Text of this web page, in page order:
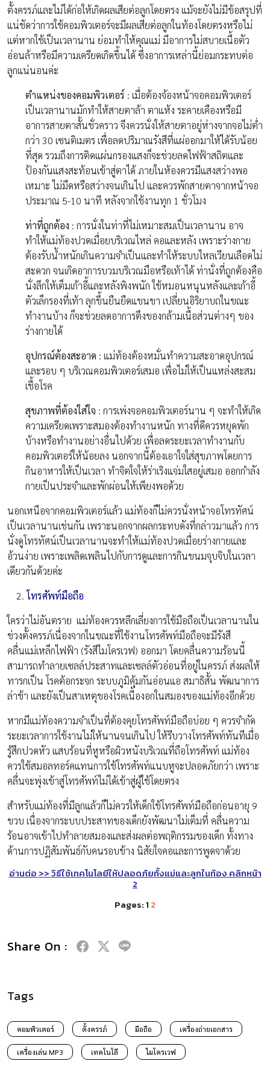
ตั้งครรภ์และไม่ได้ก่อให้เกิดผลเสียต่อลูกโดยตรง แม้จะยังไม่มีข้อสรุปที่
แน่ชัดว่าการใช้คอมพิวเตอร์จะมีผลเสียต่อลูกในท้องโดยตรงหรือไม่
แต่หากใช้เป็นเวลานาน ย่อมทำให้คุณแม่ มีอาการไม่สบายเนื้อตัว
อ่อนล้าหรือมีความเครียดเกิดขึ้นได้ ซึ่งอาการเหล่านี้ย่อมกระทบต่อ
ลูกแน่นอนค่ะ
ตำแหน่งของคอมพิวเตอร์ : เมื่อต้องจ้องหน้าจอคอมพิวเตอร์
เป็นเวลานานมักทำให้สายตาล้า ตาแห้ง ระคายเคืองหรือมี
อาการสายตาสั้นชั่วคราว จึงควรนั่งให้สายตาอยู่ห่างจากจอไม่ต่ำ
กว่า 30 เซนติเมตร เพื่อลดปริมาณรังสีที่แผ่ออกมาให้ได้รับน้อย
ที่สุด รวมถึงการติดแผ่นกรองแสงก็จะช่วยลดไฟฟ้าสถิตและ
ป้องกันแสงสะท้อนเข้าสู่ตาได้ ภายในห้องควรมีแสงสว่างพอ
เหมาะ ไม่มืดหรือสว่างจนเกินไป และควรพักสายตาจากหน้าจอ
ประมาณ 5-10 นาที หลังจากใช้งานทุก 1 ชั่วโมง
ท่าที่ถูกต้อง : การนั่งในท่าที่ไม่เหมาะสมเป็นเวลานาน อาจ
ทำให้แม่ท้องปวดเมื่อยบริเวณไหล่ คอและหลัง เพราะร่างกาย
ต้องรับน้ำหนักเกินความจำเป็นและทำให้ระบบไหลเวียนเลือดไม่
สะดวก จนเกิดอาการบวมบริเวณมือหรือเท้าได้ ท่านั่งที่ถูกต้องคือ
นั่งลึกให้เต็มเก้าอี้และหลังพิงพนัก ใช้หมอนหนุนหลังและเก้าอี้
ตัวเล็กรองที่เท้า ลุกขึ้นยืนยืดแขนขา เปลี่ยนอิริยาบถในขณะ
ทำงานบ้าง ก็จะช่วยลดอาการตึงของกล้ามเนื้อส่วนต่างๆ ของ
ร่างกายได้
อุปกรณ์ต้องสะอาด : แม่ท้องต้องหมั่นทำความสะอาดอุปกรณ์
และรอบ ๆ บริเวณคอมพิวเตอร์เสมอ เพื่อไม่ให้เป็นแหล่งสะสม
เชื้อโรค
สุขภาพที่ต้องใส่ใจ : การเพ่งจอคอมพิวเตอร์นาน ๆ จะทำให้เกิด
ความเครียดเพราะสมองต้องทำงานหนัก ทางที่ดีควรหยุดพัก
บ้างหรือทำงานอย่างอื่นไปด้วย เพื่อลดระยะเวลาทำงานกับ
คอมพิวเตอร์ให้น้อยลง นอกจากนี้ต้องเอาใจใส่สุขภาพโดยการ
กินอาหารให้เป็นเวลา ทำจิตใจให้ร่าเริงแจ่มใสอยู่เสมอ ออกกำลัง
กายเป็นประจำและพักผ่อนให้เพียงพอด้วย
นอกเหนือจากคอมพิวเตอร์แล้ว แม่ท้องก็ไม่ควรนั่งหน้าจอโทรทัศน์
เป็นเวลานานเช่นกัน เพราะนอกจากผลกระทบดังที่กล่าวมาแล้ว การ
นั่งดูโทรทัศน์เป็นเวลานานจะทำให้แม่ท้องปวดเมื่อยร่างกายและ
อ้วนง่าย เพราะเพลิดเพลินไปกับการดูและการกินขนมจุบจิบในเวลา
เดียวกันด้วยค่ะ
โทรศัพท์มือถือ
ใครว่าไม่อันตราย แม่ท้องควรหลีกเลี่ยงการใช้มือถือเป็นเวลานานใน
ช่วงตั้งครรภ์เนื่องจากในขณะที่ใช้งานโทรศัพท์มือถือจะมีรังสี
คลื่นแม่เหล็กไฟฟ้า (รังสีไมโครเวฟ) ออกมา โดยคลื่นความร้อนนี้
สามารถทำลายเซลล์ประสาทและเซลล์ตัวอ่อนที่อยู่ในครรภ์ ส่งผลให้
ทารกเป็น โรคต้อกระจก ระบบภูมิคุ้มกันอ่อนแอ สมาธิสั้น พัฒนาการ
ล่าช้า และยังเป็นสาเหตุของโรคเนื้องอกในสมองของแม่ท้องอีกด้วย
หากมีแม่ท้องความจำเป็นที่ต้องคุยโทรศัพท์มือถือบ่อย ๆ ควรจำกัด
ระยะเวลาการใช้งานไม่ให้นานจนเกินไป ให้รีบวางโทรศัพท์ทันทีเมื่อ
รู้สึกปวดหัว แสบร้อนที่หูหรือผิวหนังบริเวณที่ถือโทรศัพท์ แม่ท้อง
ควรใช้สมอลทอร์คแทนการใช้โทรศัพท์แนบหูจะปลอดภัยกว่า เพราะ
คลื่นจะพุ่งเข้าสู่โทรศัพท์ไม่ได้เข้าสู่ผู้ใช้โดยตรง
สำหรับแม่ท้องที่มีลูกแล้วก็ไม่ควรให้เด็กใช้โทรศัพท์มือถือก่อนอายุ 9
ขวบ เนื่องจากระบบประสาทของเด็กยังพัฒนาไม่เต็มที่ คลื่นความ
ร้อนอาจเข้าไปทำลายสมองและส่งผลต่อพฤติกรรมของเด็ก ทั้งทาง
ด้านการปฏิสัมพันธ์กับคนรอบข้าง นิสัยใจคอและการพูดจาด้วย
อ่านต่อ >>วิธีใช้เทคโนโลยีให้ปลอดภัยทั้งแม่และลูกในท้อง คลิกหน้า
2
Pages:1 2
Share On :
Tags
คอมพิวเตอร์ ตั้งครรภ์ มือถือ เครื่องถ่ายเอกสาร
เครื่องเล่น MP3 เทคโนโลี ไมโครเวฟ